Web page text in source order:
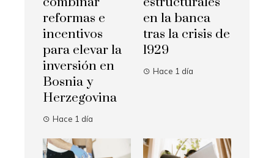
reformas e
incentivos
para elevar la
inversión en
Bosnia y
Herzegovina
Hace 1 día
en la banca
tras la crisis de
1929
Hace 1 día